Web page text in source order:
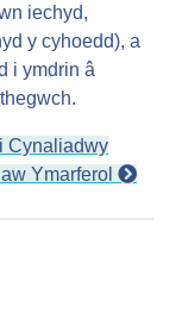
iechyd,
y cyhoedd), a
i ymdrin â
Cynaliadwy
Ymarferol